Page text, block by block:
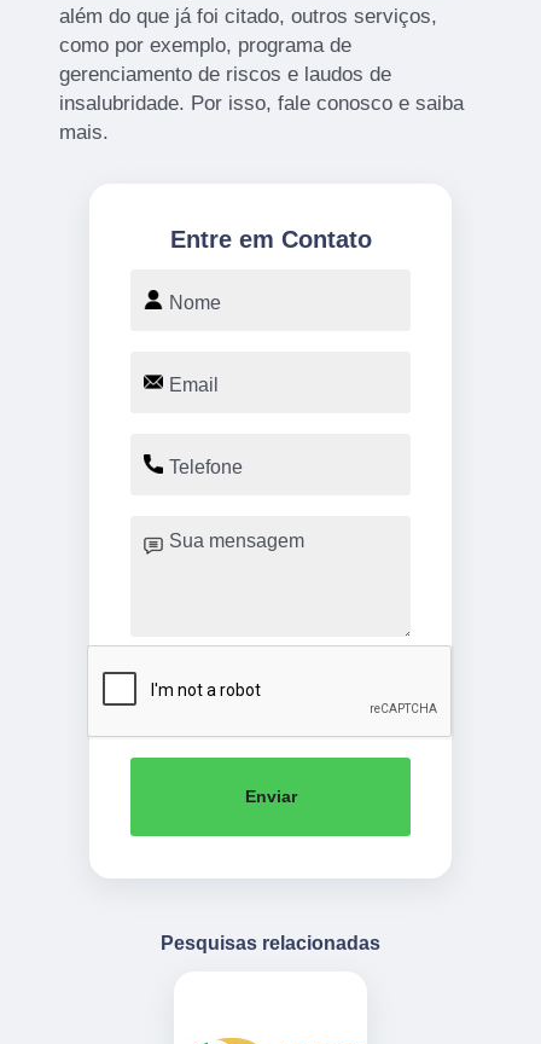
além do que já foi citado, outros serviços,
como por exemplo, programa de
gerenciamento de riscos e laudos de
insalubridade. Por isso, fale conosco e saiba
mais.
Entre em Contato
Enviar
Pesquisas relacionadas